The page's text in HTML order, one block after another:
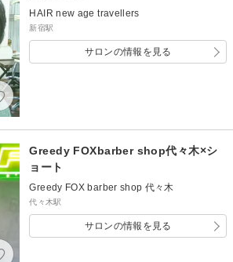
HAIR new age travellers
新宿駅
サロンの情報を見る
Greedy FOXbarber shop代々木×シ
ョート
Greedy FOX barber shop 代々木
代々木駅
サロンの情報を見る